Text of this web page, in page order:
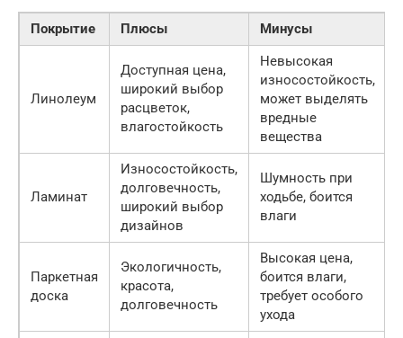
Покрытие Плюсы Минусы
Линолеум
Доступная цена,
широкий выбор
расцветок,
влагостойкость
Невысокая
износостойкость,
может выделять
вредные
вещества
Ламинат
Износостойкость,
долговечность,
широкий выбор
дизайнов
Шумность при
ходьбе, боится
влаги
Паркетная
доска
Экологичность,
красота,
долговечность
Высокая цена,
боится влаги,
требует особого
ухода